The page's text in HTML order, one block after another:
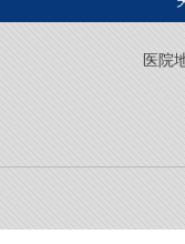
医院